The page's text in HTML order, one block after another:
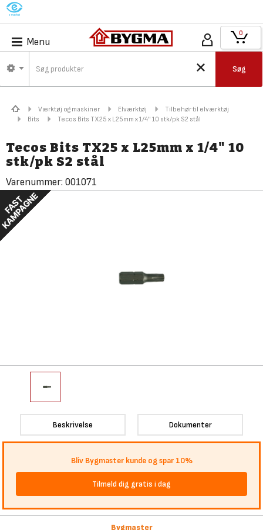
M
Menu
Søg
0
Værktøj og maskiner Elværktøj
Tilbehør til elværktøj
Bits
Tecos Bits TX25 x L25mm x 1/4" 10 stk/pk S2 stål
Tecos Bits TX25 x L25mm x 1/4" 10
stk/pk S2 stål
Varenummer: 001071
Beskrivelse Dokumenter
Bliv Bygmaster kunde og spar 10%
Tilmeld dig gratis i dag
Bygmaster